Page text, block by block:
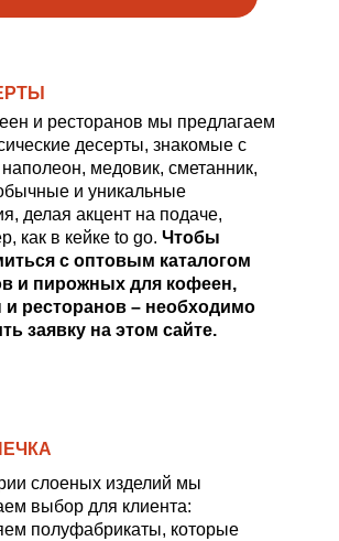
и ресторанов мы предлагаем
десерты, знакомые с
наполеон, медовик, сметанник,
и уникальные
делая акцент на подаче,
как в кейке to go. Чтобы
с оптовым каталогом
и пирожных для кофеен,
и ресторанов – необходимо
заявку на этом сайте.
слоеных изделий мы
выбор для клиента:
полуфабрикаты, которые